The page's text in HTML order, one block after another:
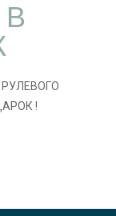
РУЛЕВОГО
!